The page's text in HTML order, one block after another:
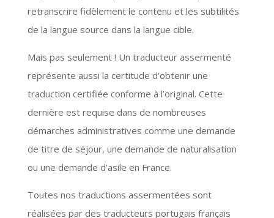
retranscrire fidèlement le contenu et les subtilités
de la langue source dans la langue cible.
Mais pas seulement ! Un traducteur assermenté
représente aussi la certitude d’obtenir une
traduction certifiée conforme à l’original. Cette
dernière est requise dans de nombreuses
démarches administratives comme une demande
de titre de séjour, une demande de naturalisation
ou une demande d’asile en France.
Toutes nos traductions assermentées sont
réalisées par des traducteurs portugais français